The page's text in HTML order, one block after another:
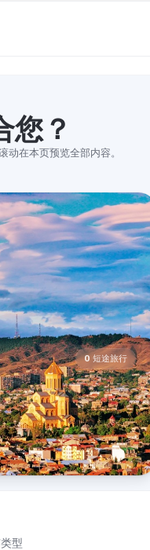
您？
在本页预览全部内容。
0 短途旅行
型